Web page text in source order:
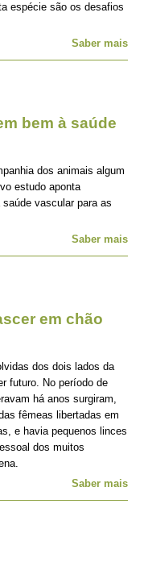
espécie são os desafios
Saber mais
bem à saúde
dos animais algum
estudo aponta
vascular para as
Saber mais
em chão
dos dois lados da
futuro. No período de
há anos surgiram,
fêmeas libertadas em
e havia pequenos linces
dos muitos
Saber mais